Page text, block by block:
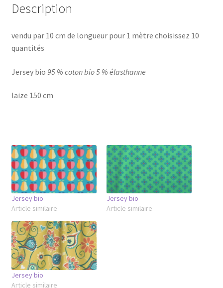
Description
vendu par 10 cm de longueur pour 1 mètre choisissez 10
quantités
Jersey bio 95 % coton bio 5 % élasthanne
laize 150 cm
Jersey bio
Article similaire
Jersey bio
Article similaire
Jersey bio
Article similaire